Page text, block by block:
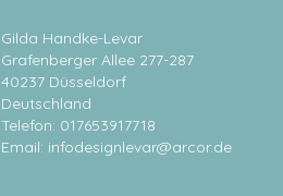
Gilda Handke-Levar
Grafenberger Allee 277-287
40237 Düsseldorf
Deutschland
Telefon: 017653917718
Email: infodesignlevar@arcor.de